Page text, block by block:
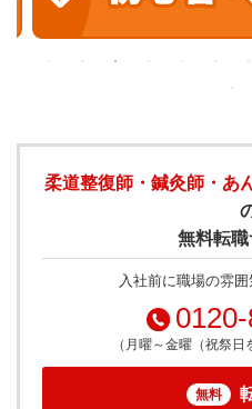
柔道整復師・鍼灸師・あ
無料転職
入社前に職場の雰
（月曜～金曜（祝祭日
無料